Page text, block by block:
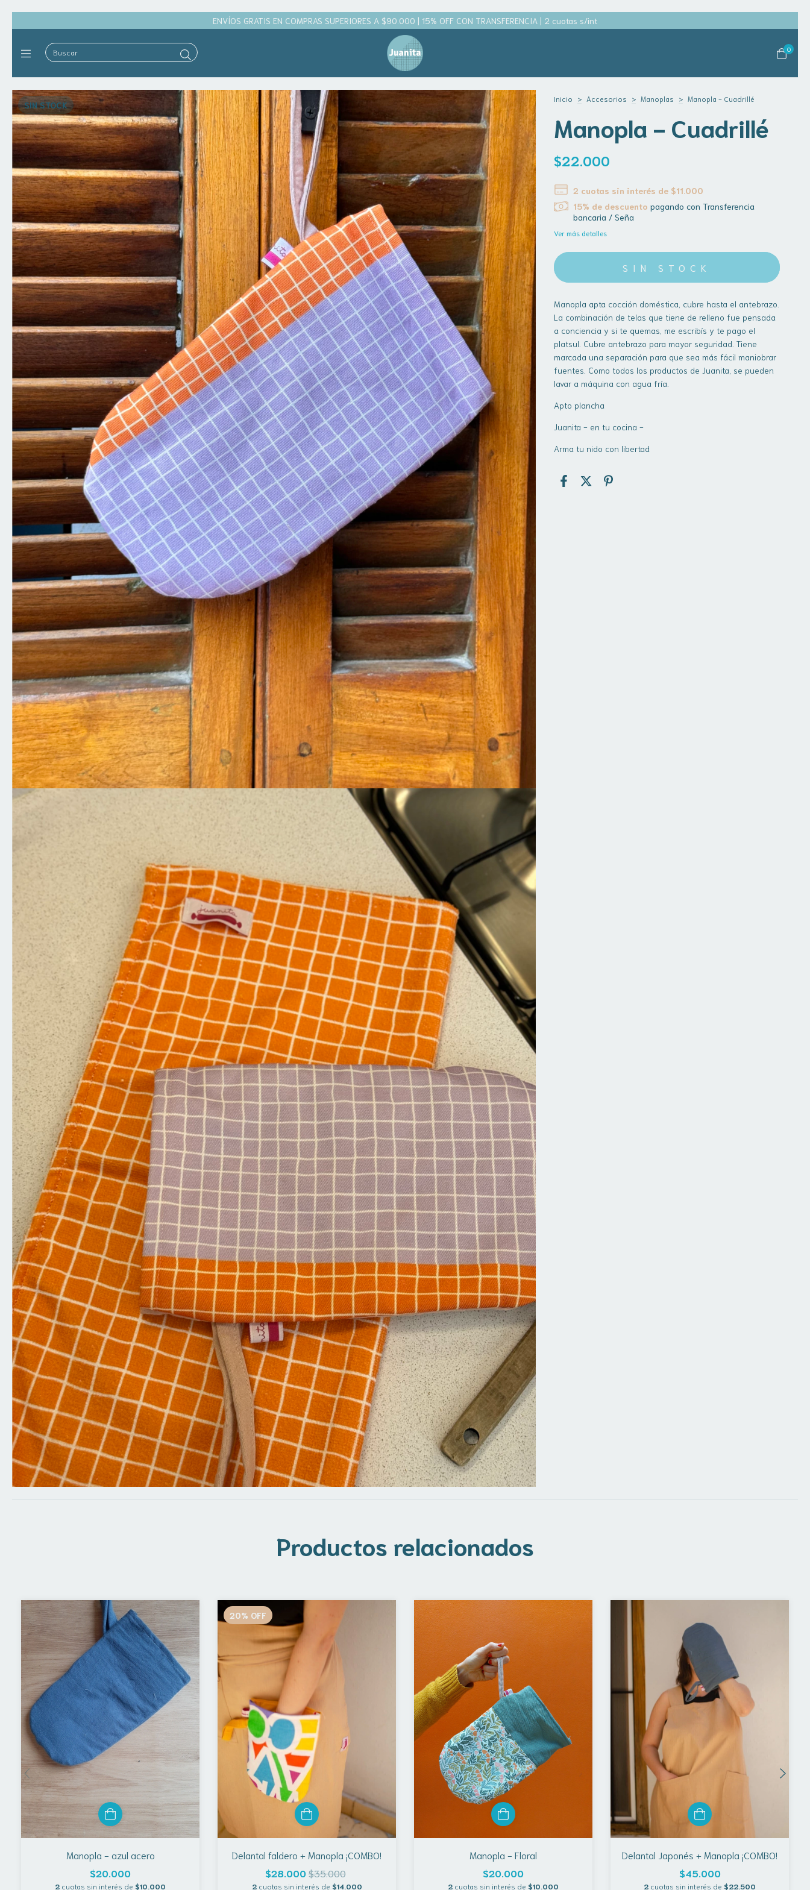
ENVÍOS GRATIS EN COMPRAS SUPERIORES A $90.000 | 15% OFF CON TRANSFERENCIA | 2 cuotas s/int
0
SIN STOCK
Inicio > Accesorios > Manoplas > Manopla - Cuadrillé
Manopla - Cuadrillé
$22.000
2 cuotas sin interés de $11.000
15% de descuento pagando con Transferencia
bancaria / Seña
Ver más detalles
Manopla apta cocción doméstica, cubre hasta el antebrazo.
La combinación de telas que tiene de relleno fue pensada
a conciencia y si te quemas, me escribís y te pago el
platsul. Cubre antebrazo para mayor seguridad. Tiene
marcada una separación para que sea más fácil maniobrar
fuentes. Como todos los productos de Juanita, se pueden
lavar a máquina con agua fría.
Apto plancha
Juanita - en tu cocina -
Arma tu nido con libertad
Productos relacionados
Manopla - azul acero
$20.000
2 cuotas sin interés de $10.000
20% OFF
Delantal faldero + Manopla ¡COMBO!
$28.000$35.000
2 cuotas sin interés de $14.000
Manopla - Floral
$20.000
2 cuotas sin interés de $10.000
Delantal Japonés + Manopla ¡COMBO!
$45.000
2 cuotas sin interés de $22.500